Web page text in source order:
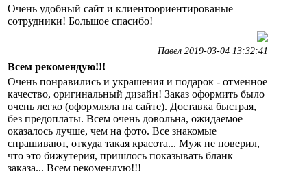
Очень удобный сайт и клиентоориентированые
сотрудники! Большое спасибо!
Павел 2019-03-04 13:32:41
Всем рекомендую!!!
Очень понравились и украшения и подарок - отменное
качество, оригинальный дизайн! Заказ оформить было
очень легко (оформляла на сайте). Доставка быстрая,
без предоплаты. Всем очень довольна, ожидаемое
оказалось лучше, чем на фото. Все знакомые
спрашивают, откуда такая красота... Муж не поверил,
что это бижутерия, пришлось показывать бланк
заказа... Всем рекомендую!!!